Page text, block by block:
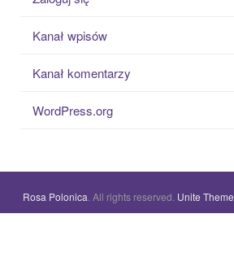
Kanał wpisów
Kanał komentarzy
WordPress.org
Rosa Polonica . All rights reserved. Unite Theme